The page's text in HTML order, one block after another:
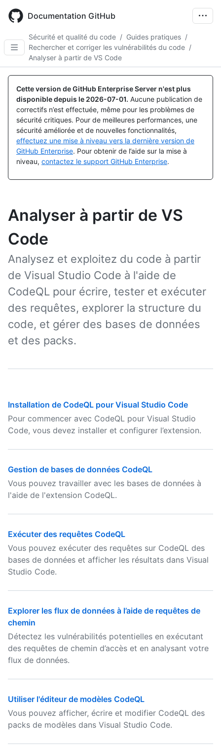
main
Documentation GitHub
Sécurité et qualité du code / Guides pratiques /
Rechercher et corriger les vulnérabilités du code /
Analyser à partir de VS Code
Cette version de GitHub Enterprise Server n'est plus
disponible depuis le 2026-07-01. Aucune publication de
correctifs n’est effectuée, même pour les problèmes de
sécurité critiques. Pour de meilleures performances, une
sécurité améliorée et de nouvelles fonctionnalités,
effectuez une mise à niveau vers la dernière version de
GitHub Enterprise. Pour obtenir de l’aide sur la mise à
niveau, contactez le support GitHub Enterprise.
Analyser à partir de VS
Code
Analysez et exploitez du code à partir
de Visual Studio Code à l'aide de
CodeQL pour écrire, tester et exécuter
des requêtes, explorer la structure du
code, et gérer des bases de données
et des packs.
Installation de CodeQL pour Visual Studio Code
Pour commencer avec CodeQL pour Visual Studio
Code, vous devez installer et configurer l’extension.
Gestion de bases de données CodeQL
Vous pouvez travailler avec les bases de données à
l'aide de l'extension CodeQL.
Exécuter des requêtes CodeQL
Vous pouvez exécuter des requêtes sur CodeQL des
bases de données et afficher les résultats dans Visual
Studio Code.
Explorer les flux de données à l’aide de requêtes de
chemin
Détectez les vulnérabilités potentielles en exécutant
des requêtes de chemin d’accès et en analysant votre
flux de données.
Utiliser l'éditeur de modèles CodeQL
Vous pouvez afficher, écrire et modifier CodeQL des
packs de modèles dans Visual Studio Code.